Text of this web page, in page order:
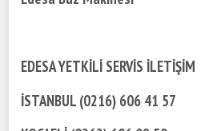
EDESA YETKİLİ SERVİS İLETİŞİM
İSTANBUL (0216) 606 41 57